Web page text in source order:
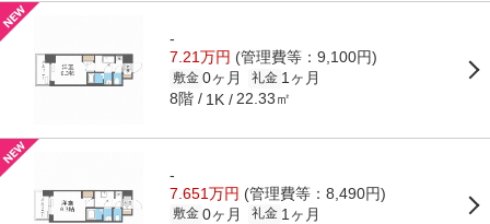
-
7.21万円 (管理費等：9,100円)
敷金 0ヶ月 礼金 1ヶ月
8階 1K 22.33㎡
-
7.651万円 (管理費等：8,490円)
敷金 0ヶ月 礼金 1ヶ月